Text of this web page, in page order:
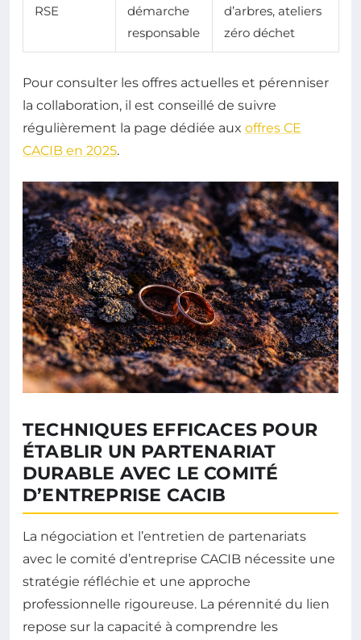
RSE
démarche
responsable
d’arbres, ateliers
zéro déchet
Pour consulter les offres actuelles et pérenniser
la collaboration, il est conseillé de suivre
régulièrement la page dédiée aux offres CE
CACIB en 2025.
TECHNIQUES EFFICACES POUR
ÉTABLIR UN PARTENARIAT
DURABLE AVEC LE COMITÉ
D’ENTREPRISE CACIB
La négociation et l’entretien de partenariats
avec le comité d’entreprise CACIB nécessite une
stratégie réfléchie et une approche
professionnelle rigoureuse. La pérennité du lien
repose sur la capacité à comprendre les